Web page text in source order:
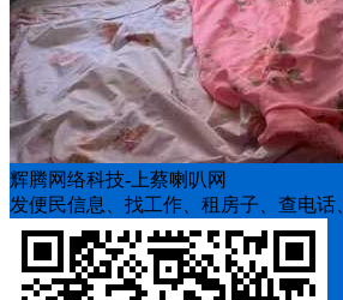
辉腾网络科技-上蔡喇叭网
发便民信息、找工作、租房子、查电话